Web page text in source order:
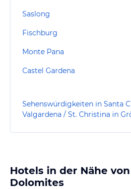
Saslong
Fischburg
Monte Pana
Castel Gardena
Sehenswürdigkeiten in Santa
Valgardena / St. Christina in
Hotels in der Nähe
Dolomites